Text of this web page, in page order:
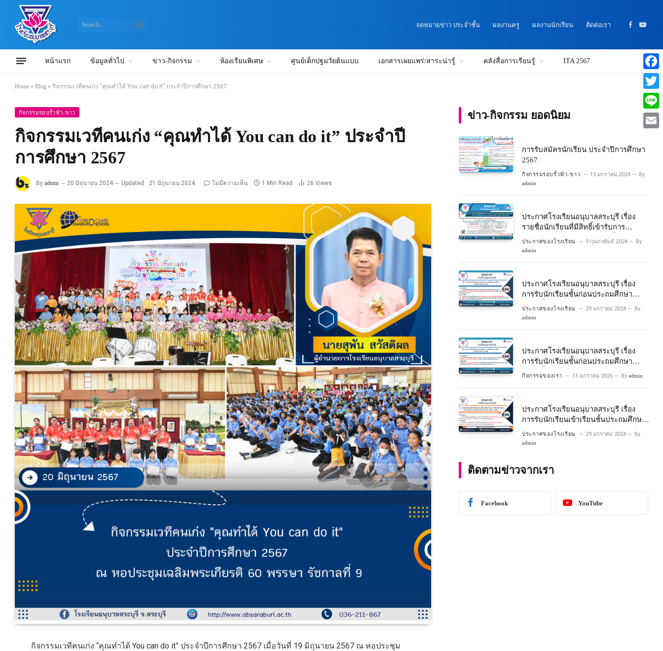
จดหมายข่าว ประจำชั้น ผลงานครู ผลงานนักเรียน ติดต่อเรา
Facebook
หน้าแรก ข้อมูลทั่วไป ข่าว-กิจกรรม ห้องเรียนพิเศษ ศูนย์เด็กปฐมวัยต้นแบบ เอกสารเผยแพร่/สาระน่ารู้ คลังสื่อการเรียนรู้ ITA 2567
Home » Blog » กิจกรรมเวทีคนเก่ง “คุณทำได้ You can do it” ประจำปีการศึกษา 2567
กิจกรรมรอบรั้วฟ้า-ขาว
กิจกรรมเวทีคนเก่ง “คุณทำได้ You can do it” ประจำปี
การศึกษา 2567
By admin 20 มิถุนายน 2024 Updated: 21 มิถุนายน 2024 ไม่มีความเห็น 1 Min Read 26 Views
กิจกรรมเวทีคนเก่ง “คุณทำได้ You can do it” ประจำปีการศึกษา 2567 เมื่อวันที่ 19 มิถุนายน 2567 ณ หอประชุม
ข่าว-กิจกรรม ยอดนิยม
การรับสมัครนักเรียน ประจำปีการศึกษา
2567
กิจกรรมรอบรั้วฟ้า-ขาว 15 มกราคม 2024 By
admin
ประกาศโรงเรียนอนุบาลสระบุรี เรื่อง
รายชื่อนักเรียนที่มีสิทธิ์เข้ารับการ
ประเมินความพร้อมเข้าเรียนชั้นประถม
ศึกษาปีที่ 1 โครงการห้องเรียนพิเศษ
ประกาศของโรงเรียน 9 กุมภาพันธ์ 2024 By
admin
ประกาศโรงเรียนอนุบาลสระบุรี เรื่อง
การรับนักเรียนชั้นก่อนประถมศึกษา
ระดับชั้นอนุบาลปีที่ 2 ประจําปีการศึกษา
2567
ประกาศของโรงเรียน 29 มกราคม 2024 By
admin
ประกาศโรงเรียนอนุบาลสระบุรี เรื่อง
การรับนักเรียนชั้นก่อนประถมศึกษา
ระดับชั้นอนุบาลปีที่ ๒ ประจำปีการศึกษา
กิจกรรมของเรา 15 มกราคม 2026 By admin
ประกาศโรงเรียนอนุบาลสระบุรี เรื่อง
การรับนักเรียนเข้าเรียนชั้นประถมศึกษา
ปีที่ 1 โครงการห้องเรียนพิเศษ
วิทยาศาสตร์ และคณิตศาสตร์ ประจําปี
ประกาศของโรงเรียน 29 มกราคม 2024 By
admin
ติดตามข่าวจากเรา
Facebook YouTube
Line